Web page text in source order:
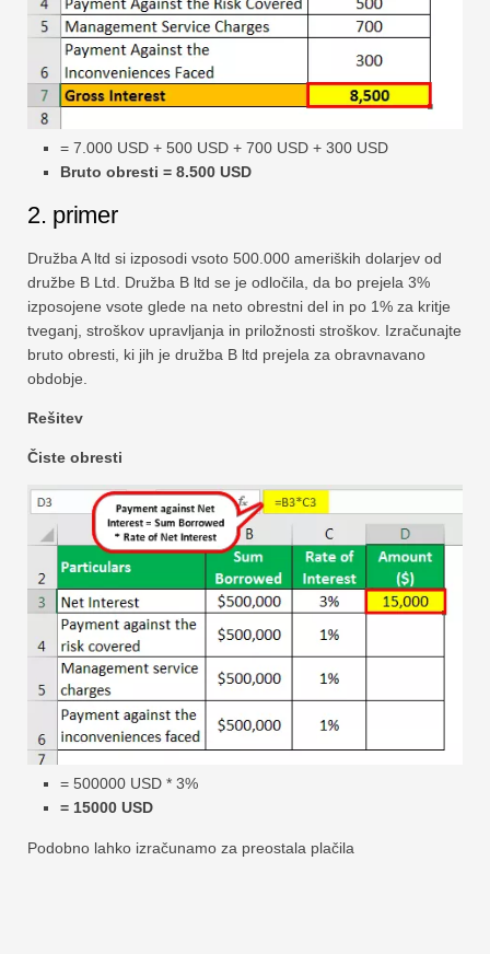
= 7.000 USD + 500 USD + 700 USD + 300 USD
Bruto obresti = 8.500 USD
2. primer
Družba A ltd si izposodi vsoto 500.000 ameriških dolarjev od
družbe B Ltd. Družba B ltd se je odločila, da bo prejela 3%
izposojene vsote glede na neto obrestni del in po 1% za kritje
tveganj, stroškov upravljanja in priložnosti stroškov. Izračunajte
bruto obresti, ki jih je družba B ltd prejela za obravnavano
obdobje.
Rešitev
Čiste obresti
= 500000 USD * 3%
= 15000 USD
Podobno lahko izračunamo za preostala plačila